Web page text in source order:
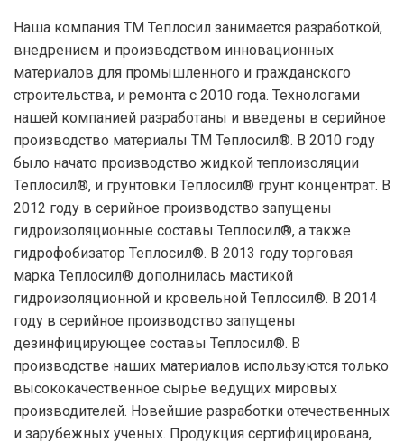
Наша компания ТМ Теплосил занимается разработкой,
внедрением и производством инновационных
материалов для промышленного и гражданского
строительства, и ремонта с 2010 года. Технологами
нашей компанией разработаны и введены в серийное
производство материалы ТМ Теплосил®. В 2010 году
было начато производство жидкой теплоизоляции
Теплосил®, и грунтовки Теплосил® грунт концентрат. В
2012 году в серийное производство запущены
гидроизоляционные составы Теплосил®, а также
гидрофобизатор Теплосил®. В 2013 году торговая
марка Теплосил® дополнилась мастикой
гидроизоляционной и кровельной Теплосил®. В 2014
году в серийное производство запущены
дезинфицирующее составы Теплосил®. В
производстве наших материалов используются только
высококачественное сырье ведущих мировых
производителей. Новейшие разработки отечественных
и зарубежных ученых. Продукция сертифицирована,